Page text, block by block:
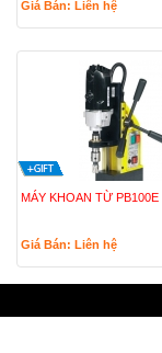
Giá Bán: Liên hệ
MÁY KHOAN TỪ PB100E
Giá Bán: Liên hệ